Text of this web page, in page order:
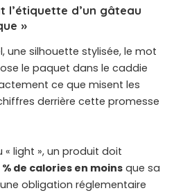
l’étiquette d’un gâteau
»
une silhouette stylisée, le mot
le paquet dans le caddie
ce que misent les
derrière cette promesse
« light », un produit doit
de calories en moins que sa
obligation réglementaire